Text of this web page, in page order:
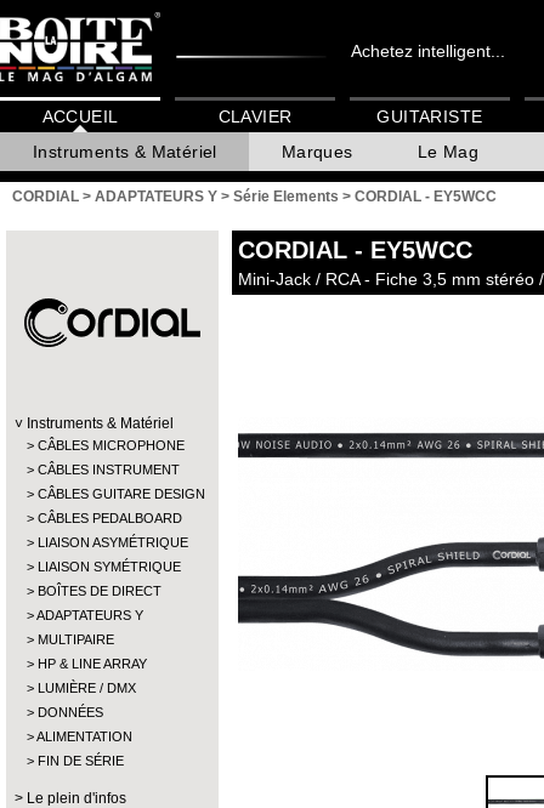
Achetez intelligent...
ACCUEIL
Instruments & Matériel
Marques Le Mag
CLAVIER GUITARISTE
CORDIAL > ADAPTATEURS Y > Série Elements > CORDIAL - EY5WCC
Instruments & Matériel
CÂBLES MICROPHONE
CÂBLES INSTRUMENT
CÂBLES GUITARE DESIGN
CÂBLES PEDALBOARD
LIAISON ASYMÉTRIQUE
LIAISON SYMÉTRIQUE
BOÎTES DE DIRECT
ADAPTATEURS Y
MULTIPAIRE
HP & LINE ARRAY
LUMIÈRE / DMX
DONNÉES
ALIMENTATION
FIN DE SÉRIE
Le plein d'infos
CORDIAL - EY5WCC
Mini-Jack / RCA - Fiche 3,5 mm stéréo